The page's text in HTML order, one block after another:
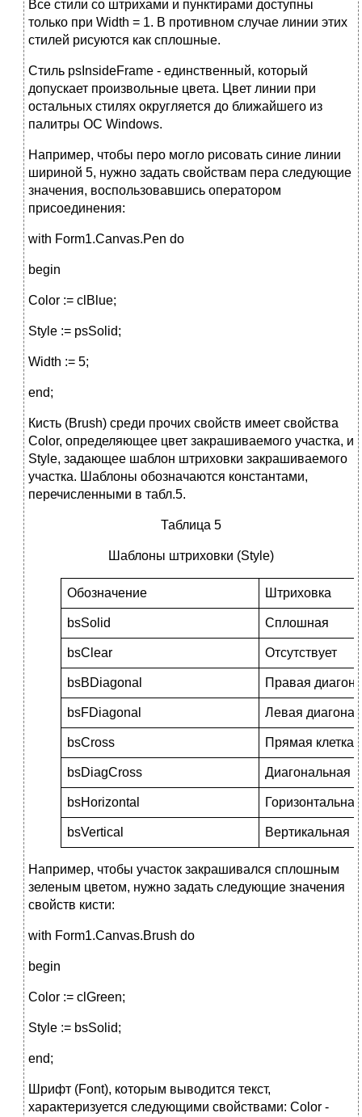
Все стили со штрихами и пунктирами доступны
только при Width = 1. В противном случае линии этих
стилей рисуются как сплошные.
Стиль psInsideFrame - единственный, который
допускает произвольные цвета. Цвет линии при
остальных стилях округляется до ближайшего из
палитры ОС Windows.
Например, чтобы перо могло рисовать синие линии
шириной 5, нужно задать свойствам пера следующие
значения, воспользовавшись оператором
присоединения:
with Form1.Canvas.Pen do
begin
Color := clBlue;
Style := psSolid;
Width := 5;
end;
Кисть (Brush) среди прочих свойств имеет свойства
Color, определяющее цвет закрашиваемого участка, и
Style, задающее шаблон штриховки закрашиваемого
участка. Шаблоны обозначаются константами,
перечисленными в табл.5.
Таблица 5
Шаблоны штриховки (Style)
Обозначение Штриховка
bsSolid Сплошная
bsClear Отсутствует
bsBDiagonal Правая
bsFDiagonal Левая
bsCross Прямая клетка
bsDiagCross Диагональная
bsHorizontal Горизонтальная
bsVertical Вертикальная
Например, чтобы участок закрашивался сплошным
зеленым цветом, нужно задать следующие значения
свойств кисти:
with Form1.Canvas.Brush do
begin
Color := clGreen;
Style := bsSolid;
end;
Шрифт (Font), которым выводится текст,
характеризуется следующими свойствами: Color -